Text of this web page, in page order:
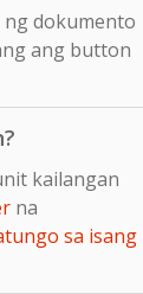
dokumento
ang button
kailangan
na
sa isang